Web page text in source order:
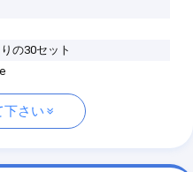
の30セット
下さい